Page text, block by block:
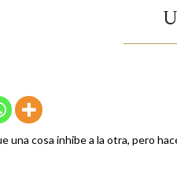
una cosa inhibe a la otra, pero